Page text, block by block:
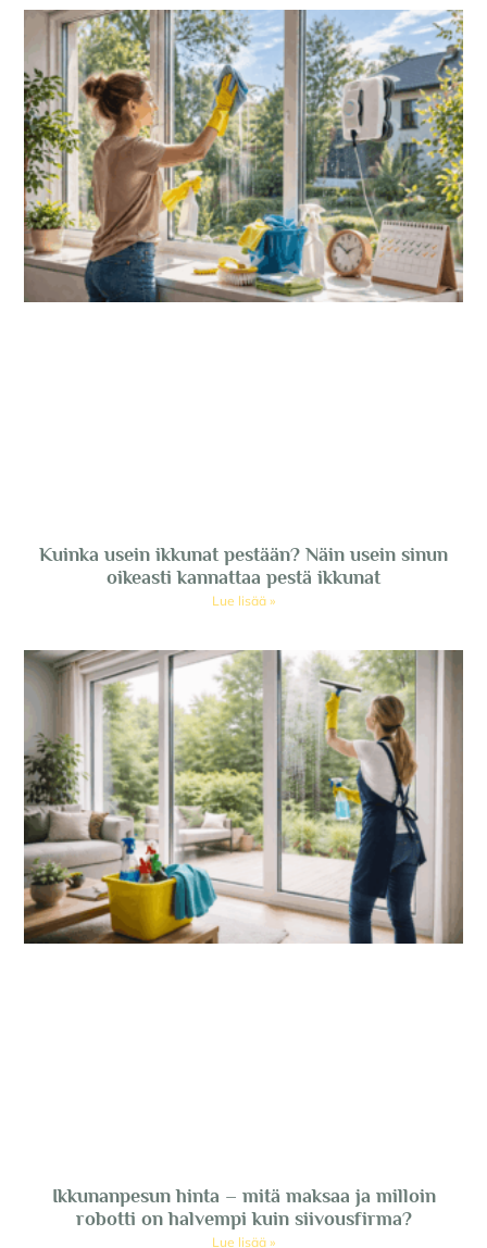
Kuinka usein ikkunat pestään? Näin usein sinun
oikeasti kannattaa pestä ikkunat
Lue lisää »
Ikkunanpesun hinta – mitä maksaa ja milloin
robotti on halvempi kuin siivousfirma?
Lue lisää »